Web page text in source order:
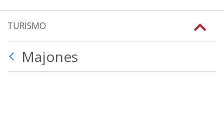
TURISMO
Majones